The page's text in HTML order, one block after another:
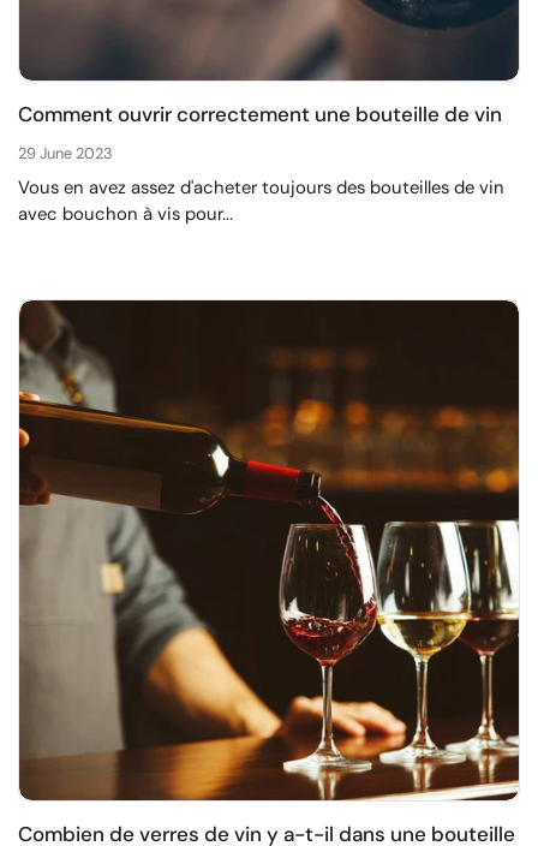
Comment ouvrir correctement une bouteille de vin
29 June 2023
Vous en avez assez d'acheter toujours des bouteilles de vin
avec bouchon à vis pour...
Combien de verres de vin y a-t-il dans une bouteille